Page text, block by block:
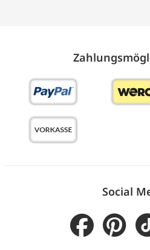
Social